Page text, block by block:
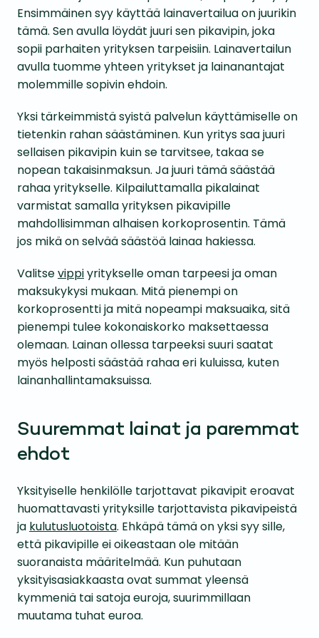
Ensimmäinen syy käyttää lainavertailua on juurikin
tämä. Sen avulla löydät juuri sen pikavipin, joka
sopii parhaiten yrityksen tarpeisiin. Lainavertailun
avulla tuomme yhteen yritykset ja lainanantajat
molemmille sopivin ehdoin.
Yksi tärkeimmistä syistä palvelun käyttämiselle on
tietenkin rahan säästäminen. Kun yritys saa juuri
sellaisen pikavipin kuin se tarvitsee, takaa se
nopean takaisinmaksun. Ja juuri tämä säästää
rahaa yritykselle. Kilpailuttamalla pikalainat
varmistat samalla yrityksen pikavipille
mahdollisimman alhaisen korkoprosentin. Tämä
jos mikä on selvää säästöä lainaa hakiessa.
Valitsevippiyritykselle oman tarpeesi ja oman
maksukykysi mukaan. Mitä pienempi on
korkoprosentti ja mitä nopeampi maksuaika, sitä
pienempi tulee kokonaiskorko maksettaessa
olemaan. Lainan ollessa tarpeeksi suuri saatat
myös helposti säästää rahaa eri kuluissa, kuten
lainanhallintamaksuissa.
Suuremmat lainat ja paremmat
ehdot
Yksityiselle henkilölle tarjottavat pikavipit eroavat
huomattavasti yrityksille tarjottavista pikavipeistä
ja kulutusluotoista. Ehkäpä tämä on yksi syy sille,
että pikavipille ei oikeastaan ole mitään
suoranaista määritelmää. Kun puhutaan
yksityisasiakkaasta ovat summat yleensä
kymmeniä tai satoja euroja, suurimmillaan
muutama tuhat euroa.